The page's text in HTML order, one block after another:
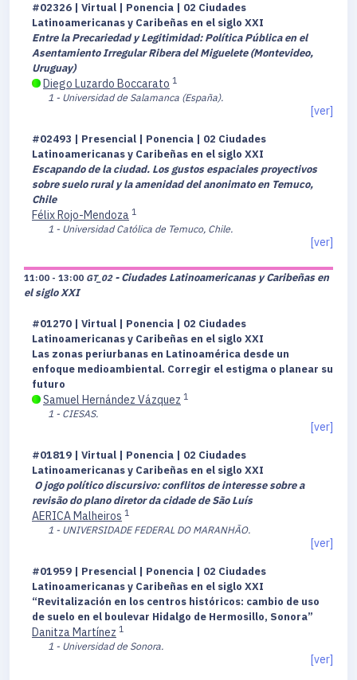
#02326 | Virtual | Ponencia | 02 Ciudades
Latinoamericanas y Caribeñas en el siglo XXI
Entre la Precariedad y Legitimidad: Política Pública en el
Asentamiento Irregular Ribera del Miguelete (Montevideo,
Uruguay)
Diego Luzardo Boccarato 1
1 - Universidad de Salamanca (España).
[ver]
#02493 | Presencial | Ponencia | 02 Ciudades
Latinoamericanas y Caribeñas en el siglo XXI
Escapando de la ciudad. Los gustos espaciales proyectivos
sobre suelo rural y la amenidad del anonimato en Temuco,
Chile
Félix Rojo-Mendoza 1
1 - Universidad Católica de Temuco, Chile.
[ver]
11:00 - 13:00 GT_02 - Ciudades Latinoamericanas y Caribeñas en
el siglo XXI
#01270 | Virtual | Ponencia | 02 Ciudades
Latinoamericanas y Caribeñas en el siglo XXI
Las zonas periurbanas en Latinoamérica desde un
enfoque medioambiental. Corregir el estigma o planear su
futuro
Samuel Hernández Vázquez 1
1 - CIESAS.
[ver]
#01819 | Virtual | Ponencia | 02 Ciudades
Latinoamericanas y Caribeñas en el siglo XXI
O jogo político discursivo: conflitos de interesse sobre a
revisão do plano diretor da cidade de São Luís
AERICA Malheiros 1
1 - UNIVERSIDADE FEDERAL DO MARANHÃO.
[ver]
#01959 | Presencial | Ponencia | 02 Ciudades
Latinoamericanas y Caribeñas en el siglo XXI
“Revitalización en los centros históricos: cambio de uso
de suelo en el boulevar Hidalgo de Hermosillo, Sonora”
Danitza Martínez 1
1 - Universidad de Sonora.
[ver]